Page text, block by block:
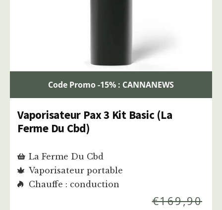
Code Promo -15% : CANNANEWS
Vaporisateur Pax 3 Kit Basic (La
Ferme Du Cbd)
La Ferme Du Cbd
Vaporisateur portable
Chauffe : conduction
€169,90